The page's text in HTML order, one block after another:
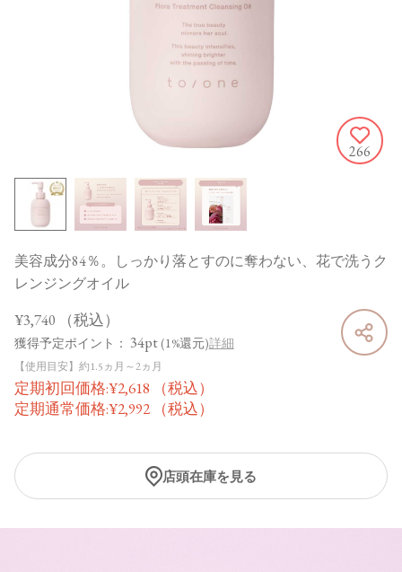
266
美容成分84％。しっかり落とすのに奪わない、花で洗うク
レンジングオイル
¥3,740 （税込）
獲得予定ポイント： 34pt (1%還元)詳細
【使用目安】約1.5ヵ月～2ヵ月
定期初回価格:¥2,618 （税込）
定期通常価格:¥2,992（税込）
店頭在庫を見る